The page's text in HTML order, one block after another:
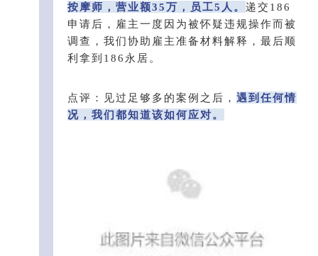
按摩师，营业额35万，员工5人。 递交186
申请后，雇主一度因为被怀疑违规操作而被
调查，我们协助雇主准备材料解释，最后顺
利拿到186永居。
点评：见过足够多的案例之后， 遇到任何情
况，我们都知道该如何应对。